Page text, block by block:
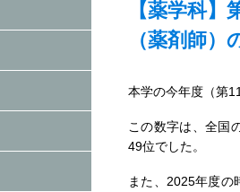
【薬学科
（薬剤師）
本学の今年度（第
この数字は、全国
49位でした。
また、2025年度の